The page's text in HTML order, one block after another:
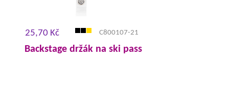
25,70 Kč C800107-21
Backstage držák na ski pass